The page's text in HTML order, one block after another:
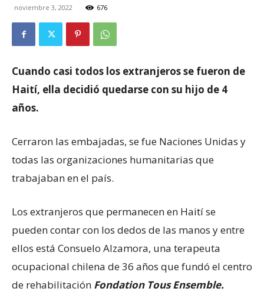
noviembre 3, 2022 676
Cuando casi todos los extranjeros se fueron de
Haití, ella decidió quedarse con su hijo de 4
años.
Cerraron las embajadas, se fue Naciones Unidas y
todas las organizaciones humanitarias que
trabajaban en el país.
Los extranjeros que permanecen en Haití se
pueden contar con los dedos de las manos y entre
ellos está Consuelo Alzamora, una terapeuta
ocupacional chilena de 36 años que fundó el centro
de rehabilitación Fondation Tous Ensemble.